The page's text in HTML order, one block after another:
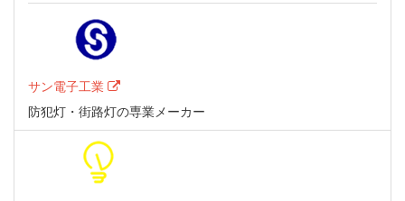
サン電子工業
防犯灯・街路灯の専業メーカー